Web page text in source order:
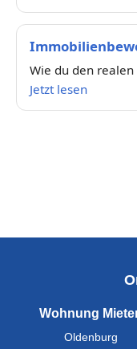
Wie du den
Jetzt lesen
Wohnung
Oldenburg